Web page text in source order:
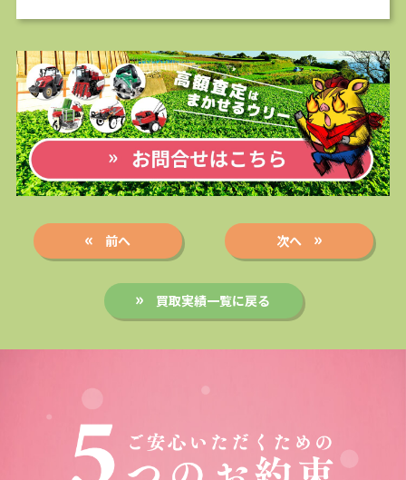
前へ 次へ
買取実績一覧に戻る